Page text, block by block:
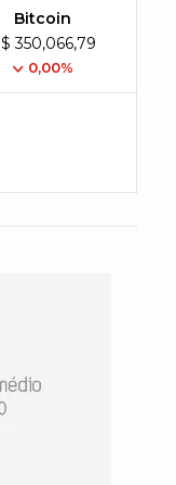
Bitcoin
350,066,79
0,00%